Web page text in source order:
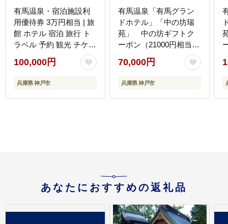
有馬温泉・宿泊施設利
用優待券 3万円相当 | 旅
館 ホテル 宿泊 旅行 ト
ラベル 予約 観光 チケッ
ト 兵庫 神戸 国内旅行
関西 近畿 人気 おすすめ
100,000円
兵庫県 神戸市
有馬温泉「有馬グラン
ドホテル」「中の坊瑞
苑」 中の坊ギフトク
ーポン（21000円相当）
│ ありま 旅行券 トラベ
ル 旅行チケット 温泉宿
観光 宿泊 体験 旅館 兵
70,000円
兵庫県 神戸市
ル 旅行チ
あなたにおすすめの返礼品